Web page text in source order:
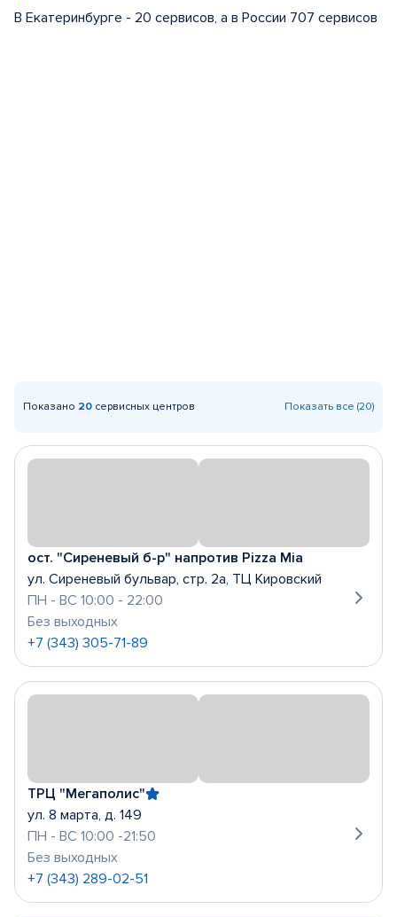
В Екатеринбурге - 20 сервисов, а в России 707 сервисов
Показано 20 сервисных центров Показать все (20)
ост. "Сиреневый б-р" напротив Pizza Mia
ул. Сиреневый бульвар, стр. 2а, ТЦ Кировский
ПН - ВС 10:00 - 22:00
Без выходных
+7 (343) 305-71-89
ТРЦ "Мегаполис"
ул. 8 марта, д. 149
ПН - ВС 10:00 -21:50
Без выходных
+7 (343) 289-02-51